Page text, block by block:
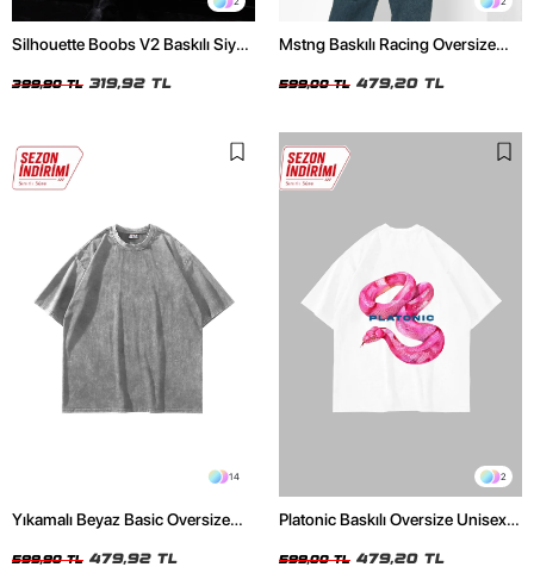
Silhouette Boobs V2 Baskılı Siyah
399,90 TL 319,92 TL
Mstng Baskılı Racing Oversize
599,00 TL 479,20 TL
14
Yıkamalı Beyaz Basic Oversize
599,90 TL 479,92 TL
2
Platonic Baskılı Oversize Unisex
599,00 TL 479,20 TL